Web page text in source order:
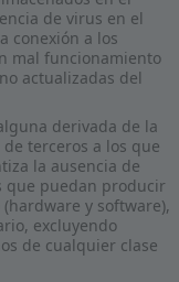
de virus en el
conexión a los
mal funcionamiento
actualizadas del
derivada de la
terceros a los que
la ausencia de
que puedan producir
y software),
excluyendo
de cualquier clase